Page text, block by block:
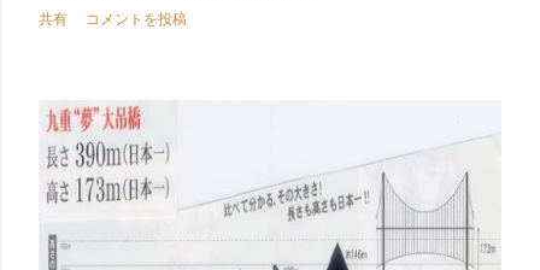
共有 コメントを投稿